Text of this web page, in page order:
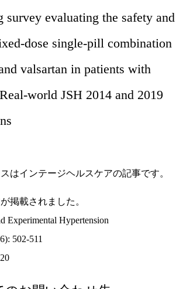
survey evaluating the safety and
dose single-pill combination
valsartan in patients with
world JSH 2014 and 2019
はインテージヘルスケアの記事です。
掲載されました。
Experimental Hypertension
502-511